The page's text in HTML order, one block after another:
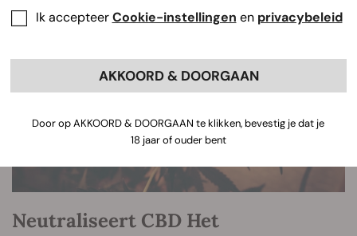
Neutraliseert CBD Het
Ik accepteerCookie-instellingen en privacybeleid
AKKOORD & DOORGAAN
Door op AKKOORD & DOORGAAN te klikken, bevestig je dat je
18 jaar of ouder bent